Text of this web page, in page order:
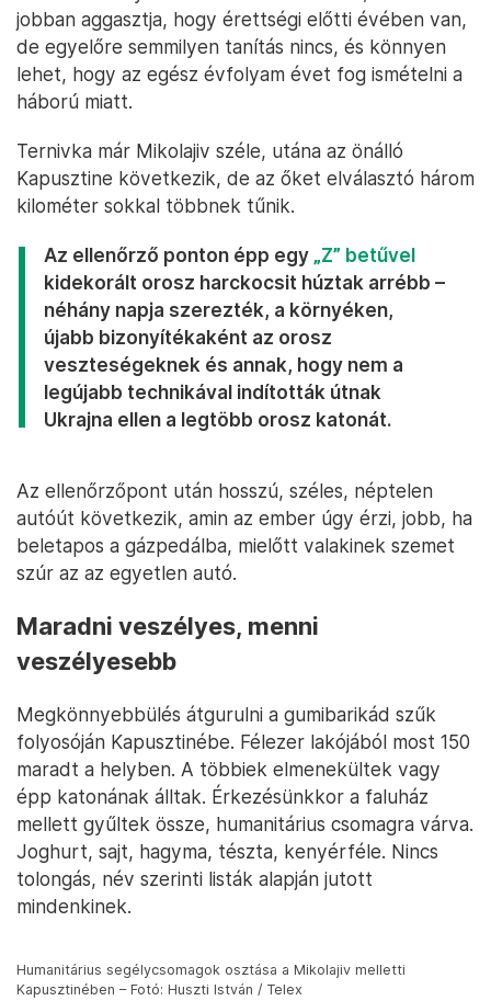
jobban aggasztja, hogy érettségi előtti évében van,
de egyelőre semmilyen tanítás nincs, és könnyen
lehet, hogy az egész évfolyam évet fog ismételni a
háború miatt.
Ternivka már Mikolajiv széle, utána az önálló
Kapusztine következik, de az őket elválasztó három
kilométer sokkal többnek tűnik.
Az ellenőrző ponton épp egy „Z” betűvel
kidekorált orosz harckocsit húztak arrébb –
néhány napja szerezték, a környéken,
újabb bizonyítékaként az orosz
veszteségeknek és annak, hogy nem a
legújabb technikával indították útnak
Ukrajna ellen a legtöbb orosz katonát.
Az ellenőrzőpont után hosszú, széles, néptelen
autóút következik, amin az ember úgy érzi, jobb, ha
beletapos a gázpedálba, mielőtt valakinek szemet
szúr az az egyetlen autó.
Maradni veszélyes, menni
veszélyesebb
Megkönnyebbülés átgurulni a gumibarikád szűk
folyosóján Kapusztinébe. Félezer lakójából most 150
maradt a helyben. A többiek elmenekültek vagy
épp katonának álltak. Érkezésünkkor a faluház
mellett gyűltek össze, humanitárius csomagra várva.
Joghurt, sajt, hagyma, tészta, kenyérféle. Nincs
tolongás, név szerinti listák alapján jutott
mindenkinek.
Humanitárius segélycsomagok osztása a Mikolajiv melletti
Kapusztinében – Fotó: Huszti István / Telex